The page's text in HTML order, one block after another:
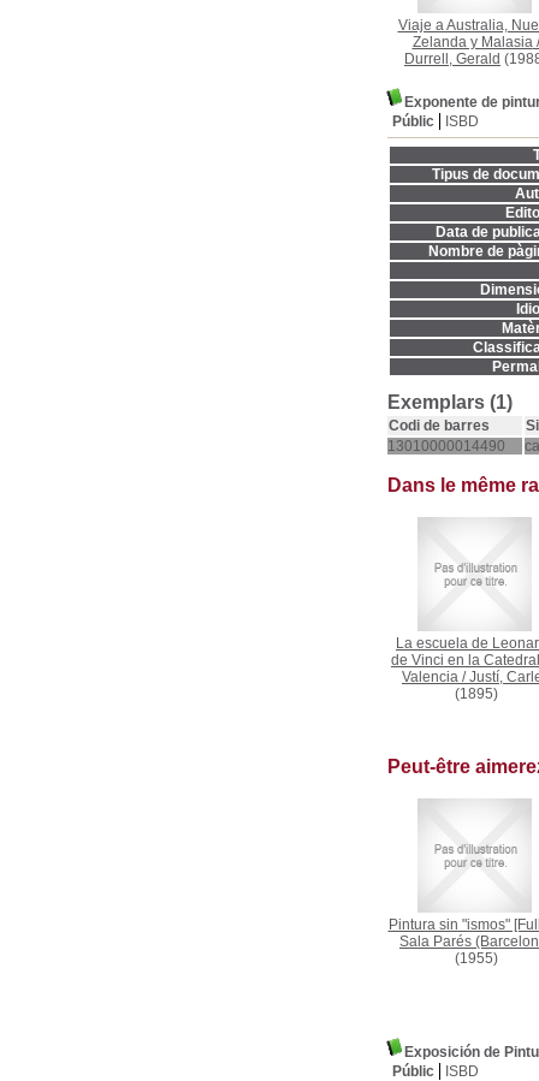
Viaje a Australia,
Zelanda y Malasia/
Durrell, Gerald
Exponente de
Públic
ISBD
Tipus de
Data de
Nombre de
Exemplars (1)
Codi de barres
13010000014490
Dans le même
La escuela de
de Vinci en la
Valencia /Justí,
(1895)
Peut-être
Pintura sin "ismos"
Sala Parés
(1955)
Exposición de
Públic
ISBD